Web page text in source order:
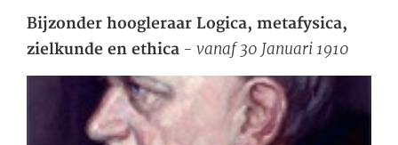
Bijzonder hoogleraar Logica, metafysica,
zielkunde en ethica - vanaf 30 Januari 1910